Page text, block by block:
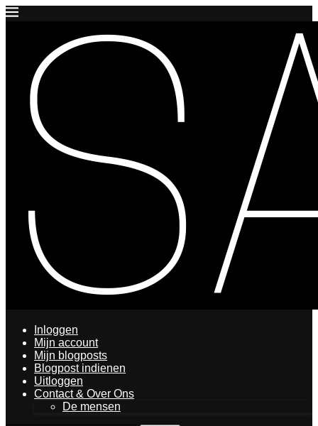
Inloggen
Mijn account
Mijn blogposts
Blogpost indienen
Uitloggen
Contact & Over Ons
De mensen